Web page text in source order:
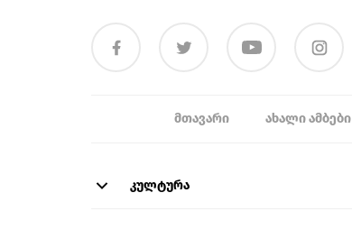
ᲛᲗᲐᲕᲐᲠᲘ ᲐᲮᲐᲚᲘ ᲐᲛᲑᲔᲑᲘ
კულტურა